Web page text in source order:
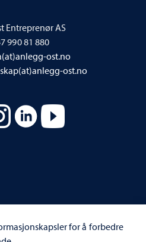
Entreprenør AS
990 81 880
ost.no
ost.no
for å forbedre